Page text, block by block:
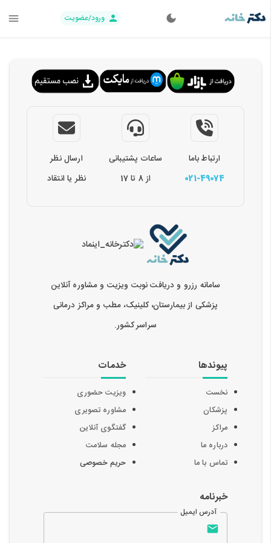
ورود/عضویت
ارتباط باما
021-49074
ساعات پشتیبانی
از 8 تا 17
ارسال نظر
نظر یا انتقاد
سامانه رزرو و دریافت نوبت ویزیت و مشاوره آنلاین
پزشکی از بیمارستان، کلینیک، مطب و مراکز درمانی
سراسر کشور.
پیوندها
نخست
پزشکان
مراکز
درباره ما
تماس با ما
خدمات
ویزیت حضوری
مشاوره تصویری
گفتگوی آنلاین
مجله سلامت
حریم خصوصی
خبرنامه
آدرس ایمیل